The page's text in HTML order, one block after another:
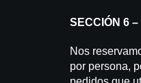
SECCIÓN 6
Nos
por persona,